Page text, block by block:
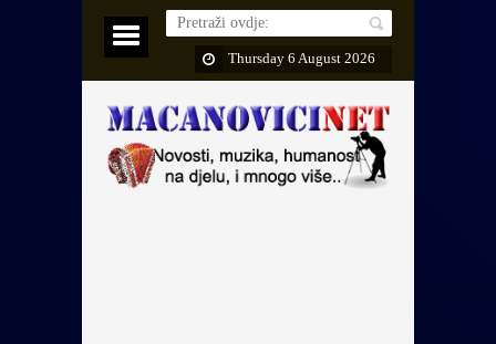
Thursday 6 August 2026